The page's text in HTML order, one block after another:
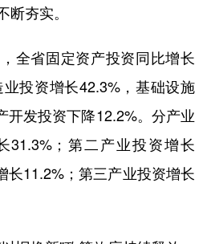
夯实。
省固定资产投资同比增长
投资增长42.3%，基础设施
开发投资下降12.2%。分产业
31.3%；第二产业投资增长
长11.2%；第三产业投资增长